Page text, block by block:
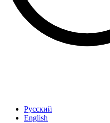
Русский
English